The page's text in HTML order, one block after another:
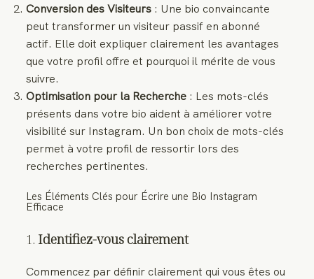
Conversion des Visiteurs : Une bio convaincante
peut transformer un visiteur passif en abonné
actif. Elle doit expliquer clairement les avantages
que votre profil offre et pourquoi il mérite de vous
suivre.
Optimisation pour la Recherche : Les mots-clés
présents dans votre bio aident à améliorer votre
visibilité sur Instagram. Un bon choix de mots-clés
permet à votre profil de ressortir lors des
recherches pertinentes.
Les Éléments Clés pour Écrire une Bio Instagram
Efficace
1. Identifiez-vous clairement
Commencez par définir clairement qui vous êtes ou